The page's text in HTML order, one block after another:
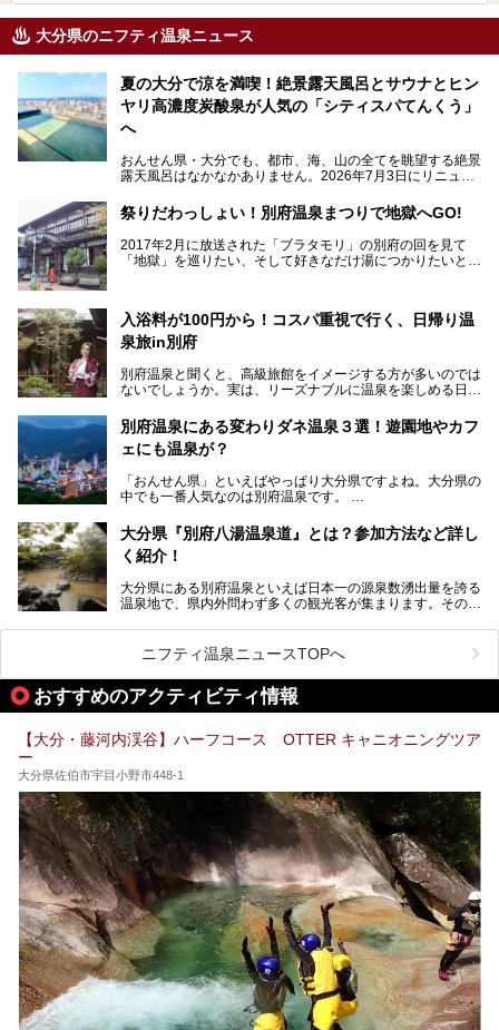
大分県のニフティ温泉ニュース
夏の大分で涼を満喫！絶景露天風呂とサウナとヒン
ヤリ高濃度炭酸泉が人気の「シティスパてんくう」
へ
おんせん県・大分でも、都市、海、山の全てを眺望する絶景
露天風呂はなかなかありません。2026年7月3日にリニュー
てんくう(CITY SPA てんくう)」は、なんとJR大分駅直結と
いう利便性の高さ！
地上80mという圧倒的な開放感が魅力。温泉、ロウリュサウ
ナ、そしてひんやりとした約27度の高濃度炭酸泉で交互浴
併設の「JR九州ホテル ブラッサム大分」に泊まって、この
「シティスパてんくう」をたっぷり満喫してきたのでレポー
ルダウンできるスイーツ情報と併せてお楽しみください！
提供元：大分県【PR】
この記事は大分県のPR記事です。
祭りだわっしょい！別府温泉まつりで地獄へGO!
2017年2月に放送された「ブラタモリ」の別府の回を見て
「地獄」を巡りたい、そして好きなだけ湯につかりたいと切
まつり」が開催されます。その期間は嬉しいことに100以上
の共同浴場がなんと無料開放されるんです！普段から入浴料
が100円と安いのに、いいんですかタダにしちゃって!?
しかも4/2には「東京ディズニーリゾートスペシャルパレー
ド」も行われます。つまり別府に行けば「地獄」も「ミッキ
ーマウス」も拝める稀有なイベントですよ、これは行くしか
ない！
源泉数、湧出量ともに日本一の温泉県とも言われる大分県。
な市営温泉をまとめました。
Let’s go to Hell !
入浴料が100円から！コスパ重視で行く、日帰り温
泉旅in別府
別府温泉と聞くと、高級旅館をイメージする方が多いのでは
ないでしょうか。実は、リーズナブルに温泉を楽しめる日帰
で楽しめる「大分県の別府温泉」に注目してみました。
ニフティ温泉がオススメする温泉施設を紹介しちゃいます！
別府温泉にある変わりダネ温泉３選！遊園地やカフ
ェにも温泉が？
「おんせん県」といえばやっぱり大分県ですよね。大分県の
中でも一番人気なのは別府温泉です。
中いても飽きません。
普通に温泉に浸かる以外にも、別府地獄巡りや砂湯などは有
名ですよね。
別府温泉は共同湯も多く、家庭やマンションにも温泉を引い
ている所もあります。
あるんです。
これを読んで別府温泉巡りの参考になればと思います。
大分県『別府八湯温泉道』とは？参加方法など詳し
く紹介！
大分県にある別府温泉といえば日本一の源泉数湧出量を誇る
温泉地で、県内外問わず多くの観光客が集まります。その別
八湯温泉道とは別府八湯を巡る体験型イベントで、施設を回
って88ヶ所のスタンプを集めて温泉名人の認定を目指すと
いうものです。
別府には朝早くから夜遅くまでやっている地元に根付いた銭
湯や、日帰りのみの大きな施設など様々な形態の温泉があり
人を目指してみてはいかがでしょうか？
ニフティ温泉ニュースTOPへ
おすすめのアクティビティ情報
【大分・藤河内渓谷】ハーフコース OTTER キャニオニングツア
ー
大分県佐伯市宇目小野市448-1